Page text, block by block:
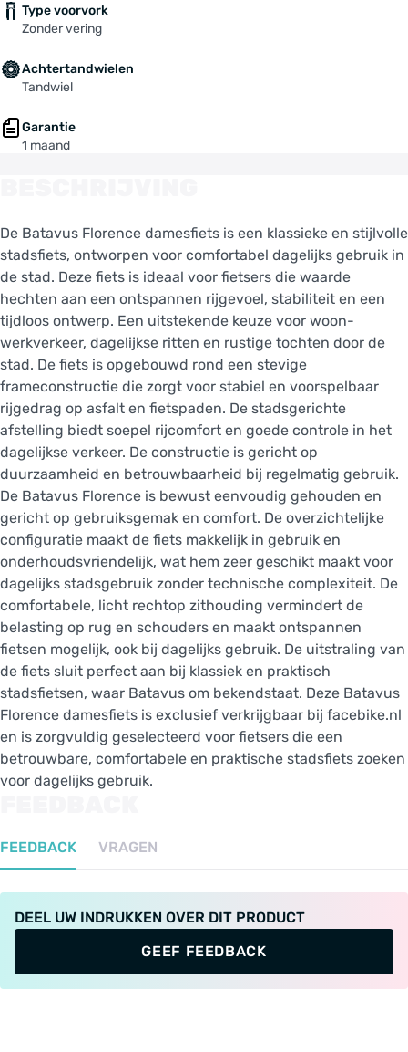
Type voorvork
Zonder vering
Achtertandwielen
Tandwiel
Garantie
1 maand
De Batavus Florence damesfiets is een klassieke en stijlvolle
stadsfiets, ontworpen voor comfortabel dagelijks gebruik in
de stad. Deze fiets is ideaal voor fietsers die waarde
hechten aan een ontspannen rijgevoel, stabiliteit en een
tijdloos ontwerp. Een uitstekende keuze voor woon-
werkverkeer, dagelijkse ritten en rustige tochten door de
stad. De fiets is opgebouwd rond een stevige
frameconstructie die zorgt voor stabiel en voorspelbaar
rijgedrag op asfalt en fietspaden. De stadsgerichte
afstelling biedt soepel rijcomfort en goede controle in het
dagelijkse verkeer. De constructie is gericht op
duurzaamheid en betrouwbaarheid bij regelmatig gebruik.
De Batavus Florence is bewust eenvoudig gehouden en
gericht op gebruiksgemak en comfort. De overzichtelijke
configuratie maakt de fiets makkelijk in gebruik en
onderhoudsvriendelijk, wat hem zeer geschikt maakt voor
dagelijks stadsgebruik zonder technische complexiteit. De
comfortabele, licht rechtop zithouding vermindert de
belasting op rug en schouders en maakt ontspannen
fietsen mogelijk, ook bij dagelijks gebruik. De uitstraling van
de fiets sluit perfect aan bij klassiek en praktisch
stadsfietsen, waar Batavus om bekendstaat. Deze Batavus
Florence damesfiets is exclusief verkrijgbaar bij facebike.nl
en is zorgvuldig geselecteerd voor fietsers die een
betrouwbare, comfortabele en praktische stadsfiets zoeken
voor dagelijks gebruik.
FEEDBACK VRAGEN
DEEL UW INDRUKKEN OVER DIT PRODUCT
GEEF FEEDBACK